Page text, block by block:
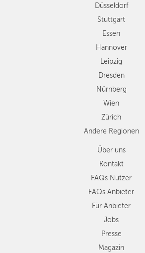
Nürnberg
Wien
Zürich
Andere
Regionen
Düsseldorf
Stuttgart
Essen
Hannover
Leipzig
Dresden
Nürnberg
Wien
Zürich
Andere Regionen
Über uns
Kontakt
FAQs Nutzer
FAQs Anbieter
Für Anbieter
Jobs
Presse
Magazin